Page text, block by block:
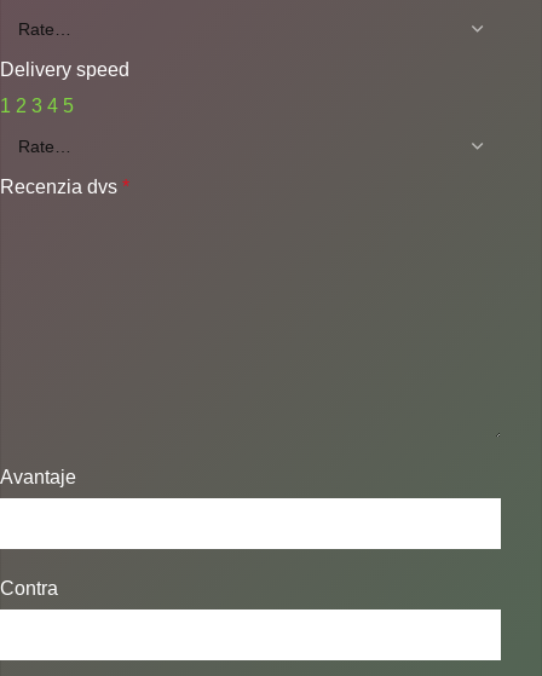
Delivery speed
1 2 3 4 5
Recenzia dvs*
Avantaje
Contra